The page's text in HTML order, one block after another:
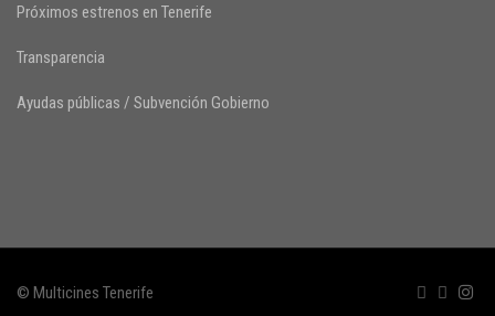
Próximos estrenos en Tenerife
Transparencia
Ayudas públicas / Subvención Gobierno
© Multicines Tenerife